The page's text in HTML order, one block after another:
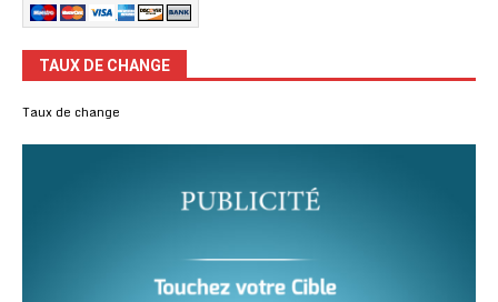
TAUX DE CHANGE
Taux de change